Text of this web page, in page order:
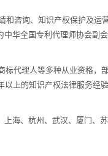
咨询、知识产权保护及运
华全国专利代理师协会副
代理人等多种从业资格，
上的知识产权法律服务经
海、杭州、武汉、厦门、